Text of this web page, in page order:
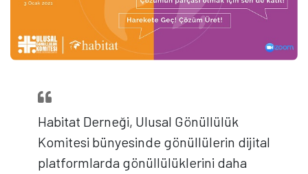
Habitat Derneği, Ulusal Gönüllülük
Komitesi bünyesinde gönüllülerin dijital
platformlarda gönüllülüklerini daha